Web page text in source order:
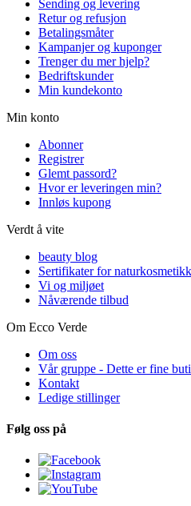
Sending og levering
Retur og refusjon
Betalingsmåter
Kampanjer og kuponger
Trenger du mer hjelp?
Bedriftskunder
Min kundekonto
Min konto
Abonner
Registrer
Glemt passord?
Hvor er leveringen min?
Innløs kupong
Verdt å vite
beauty blog
Sertifikater for naturkosmetikk
Vi og miljøet
Nåværende tilbud
Om Ecco Verde
Om oss
Vår gruppe - Dette er fine
Kontakt
Ledige stillinger
Følg oss på